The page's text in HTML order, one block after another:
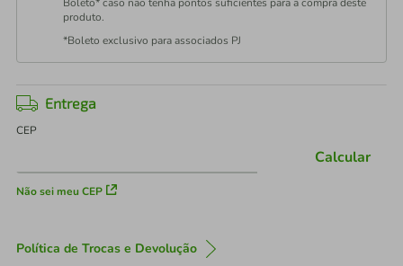
produto.
*Boleto exclusivo para associados PJ
Entrega
CEP
Não sei meu CEP
Calcular
Política de Trocas e Devolução